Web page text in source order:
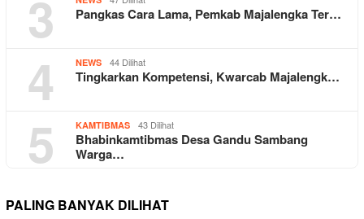
3 Pangkas Cara Lama, Pemkab Majalengka Ter…
4 NEWS 44 Dilihat
Tingkarkan Kompetensi, Kwarcab Majalengk…
5 KAMTIBMAS 43 Dilihat
Bhabinkamtibmas Desa Gandu Sambang
Warga…
PALING BANYAK DILIHAT